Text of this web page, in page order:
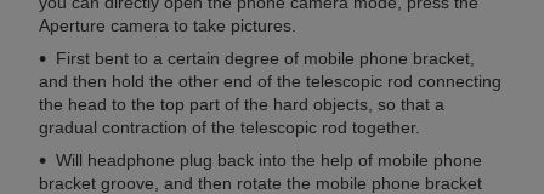
Aperture camera to take pictures.
First bent to a certain degree of mobile phone bracket,
and then hold the other end of the telescopic rod connecting
the head to the top part of the hard objects, so that a
gradual contraction of the telescopic rod together.
Will headphone plug back into the help of mobile phone
bracket groove, and then rotate the mobile phone bracket